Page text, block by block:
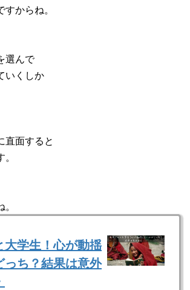
からね。
選んで
いくしか
直面すると
大学生！心が動揺
っち？結果は意外